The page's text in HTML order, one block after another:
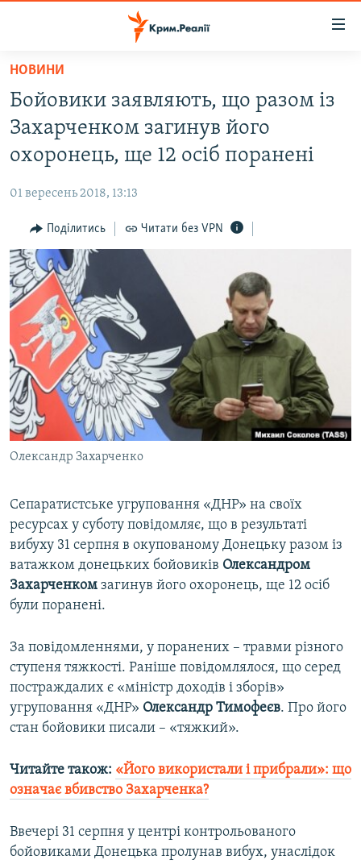
Перейти
основного
матеріалу
Перейти
до
основної
навігації
Перейти
до
пошуку
ВІДЕО ТА ФОТО
БЛОГИ
ПОГЛЯД
ІНТЕРВ'Ю
ВСЕ ЗА ДЕНЬ
СПЕЦПРОЕКТИ
ДЕПОРТАЦІЯ
ВІДЕОУРОКИ «ELIFBE»
СВІДЧЕННЯ ОКУПАЦІЇ
УКРАЇНСЬКА ПРОБЛЕМА КРИМУ
ІНФОГРАФІКА
ЯК ОБІЙТИ БЛОКУВАННЯ
Русский
Qırımtatar
ДОЛУЧАЙСЯ!
Усі сайти RFE/RL
НОВИНИ
Бойовики заявляють, що разом із
Захарченком загинув його
охоронець, ще 12 осіб поранені
01 вересень 2018, 13:13
Поділитись Читати без VPN
Олександр Захарченко
Сепаратистське угруповання «ДНР» на своїх
ресурсах у суботу повідомляє, що в результаті
вибуху 31 серпня в окупованому Донецьку разом із
ватажком донецьких бойовиків Олександром
Захарченком загинув його охоронець, ще 12 осіб
були поранені.
За повідомленнями, у поранених – травми різного
ступеня тяжкості. Раніше повідомлялося, що серед
постраждалих є «міністр доходів і зборів»
угруповання «ДНР» Олександр Тимофеєв. Про його
стан бойовики писали – «тяжкий».
Читайте також: «Його використали і прибрали»: що
означає вбивство Захарченка?
Ввечері 31 серпня у центрі контрольованого
бойовиками Донецька пролунав вибух, унаслідок